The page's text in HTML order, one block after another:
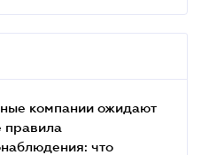
компании ожидают
правила
что